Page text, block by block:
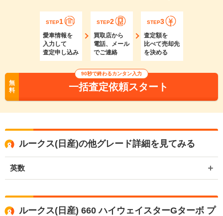
STEP1
愛車情報を
入力して
査定申し込み
STEP2
買取店から
電話、メール
でご連絡
STEP3
査定額を
比べて売却先
を決める
無
料
90秒で終わるカンタン入力
一括査定依頼スタート
ルークス(日産)の他グレード詳細を見てみる
英数
ルークス(日産) 660 ハイウェイスターGターボ プ